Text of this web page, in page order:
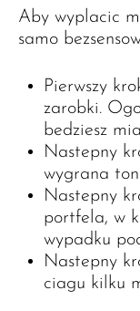
Aby wyplacic
samo
Pierwszy
zarobki.
bedziesz
Nastepny
wygrana
Nastepny
portfela, w
wypadku
Nastepny
ciagu kilku